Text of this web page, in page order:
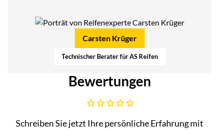
Carsten Krüger
Technischer Berater für AS Reifen
Bewertungen
Noch keine Bewertungen abgegeben
Schreiben Sie jetzt Ihre persönliche Erfahrung mit